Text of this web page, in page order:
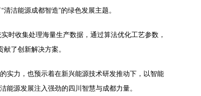
洁能源成都智造”的绿色发展主题。
时收集处理海量生产数据，通过算法优化工艺参数，
了创新解决方案。
实力，也预示着在新兴能源技术研发推动下，以智能
能源发展注入强劲的四川智慧与成都力量。